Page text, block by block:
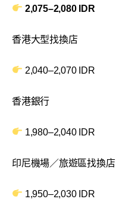
2,075–2,080 IDR
香港大型找換店
2,040–2,070 IDR
香港銀行
1,980–2,040 IDR
印尼機場／旅遊區找換店
1,950–2,030 IDR